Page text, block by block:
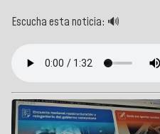
Escucha esta noticia: 🔊